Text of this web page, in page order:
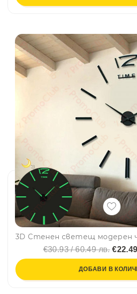
€30.93 / 60.49 лв.
ДОБАВИ В